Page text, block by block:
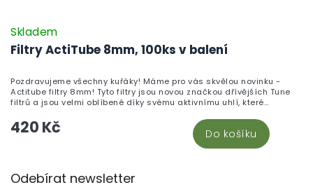
Filtry ActiTube 8mm, 100ks v balení
Skladem
420 Kč Do košíku
Pozdravujeme všechny kuřáky! Máme pro vás skvělou novinku -
Actitube filtry 8mm! Tyto filtry jsou novou značkou dřívějších Tune
filtrů a jsou velmi oblíbené díky svému aktivnímu uhlí, které
umožňuje skvělý kuřácký prožitek.
Odebírat newsletter